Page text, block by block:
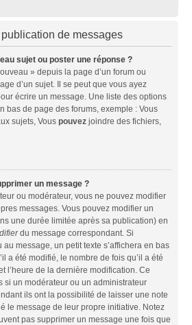
de messages
sujet ou poster une réponse ?
» depuis la page d’un forum ou
d’un sujet. Il se peut que vous ayez
écrire un message. Une liste des options
bas de page des forums, exemple : Vous
sujets, Vous pouvez joindre des fichiers,
un message ?
ou modérateur, vous ne pouvez modifier
messages. Vous pouvez modifier un
une durée limitée après sa publication) en
du message correspondant. Si
message, un petit texte s’affichera en bas
a été modifié, le nombre de fois qu’il a été
l’heure de la dernière modification. Ce
si un modérateur ou un administrateur
ils ont la possibilité de laisser une note
le message de leur propre initiative. Notez
pas supprimer un message une fois que